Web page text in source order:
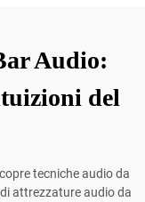
Audio:
del
tecniche audio da
attrezzature audio da